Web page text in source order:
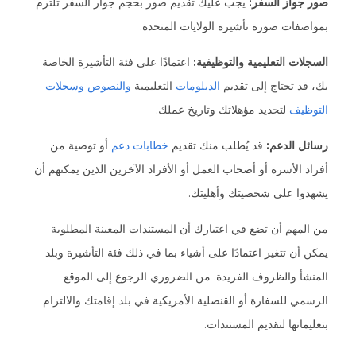
بمواصفات صورة تأشيرة الولايات المتحدة.
السجلات التعليمية والتوظيفية: اعتمادًا على فئة التأشيرة الخاصة
بك، قد تحتاج إلى تقديم الدبلومات التعليمية والنصوص وسجلات
التوظيف لتحديد مؤهلاتك وتاريخ عملك.
رسائل الدعم: قد يُطلب منك تقديم خطابات دعم أو توصية من
أفراد الأسرة أو أصحاب العمل أو الأفراد الآخرين الذين يمكنهم أن
يشهدوا على شخصيتك وأهليتك.
من المهم أن تضع في اعتبارك أن المستندات المعينة المطلوبة
يمكن أن تتغير اعتمادًا على أشياء بما في ذلك فئة التأشيرة وبلد
المنشأ والظروف الفريدة. من الضروري الرجوع إلى الموقع
الرسمي للسفارة أو القنصلية الأمريكية في بلد إقامتك والالتزام
بتعليماتها لتقديم المستندات.